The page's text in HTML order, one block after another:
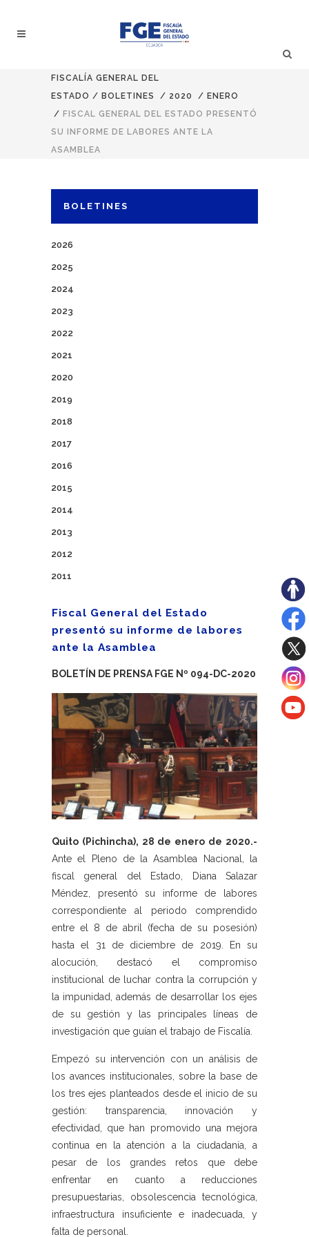
FISCALÍA GENERAL DEL
ESTADO / BOLETINES / 2020 / ENERO
/ FISCAL GENERAL DEL ESTADO PRESENTÓ
SU INFORME DE LABORES ANTE LA
ASAMBLEA
BOLETINES
2026
2025
2024
2023
2022
2021
2020
2019
2018
2017
2016
2015
2014
2013
2012
2011
Fiscal General del Estado
presentó su informe de labores
ante la Asamblea
BOLETÍN DE PRENSA FGE Nº 094-DC-2020
Quito (Pichincha), 28 de enero de 2020.-
Ante el Pleno de la Asamblea Nacional, la
fiscal general del Estado, Diana Salazar
Méndez, presentó su informe de labores
correspondiente al periodo comprendido
entre el 8 de abril (fecha de su posesión)
hasta el 31 de diciembre de 2019. En su
alocución, destacó el compromiso
institucional de luchar contra la corrupción y
la impunidad, además de desarrollar los ejes
de su gestión y las principales líneas de
investigación que guían el trabajo de Fiscalía.
Empezó su intervención con un análisis de
los avances institucionales, sobre la base de
los tres ejes planteados desde el inicio de su
gestión: transparencia, innovación y
efectividad, que han promovido una mejora
continua en la atención a la ciudadanía, a
pesar de los grandes retos que debe
enfrentar en cuanto a reducciones
presupuestarias, obsolescencia tecnológica,
infraestructura insuficiente e inadecuada, y
falta de personal.